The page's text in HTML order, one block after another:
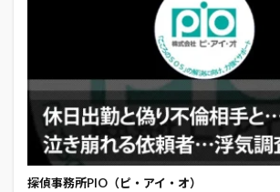
探偵事務所PIO（ピ・アイ・オ）